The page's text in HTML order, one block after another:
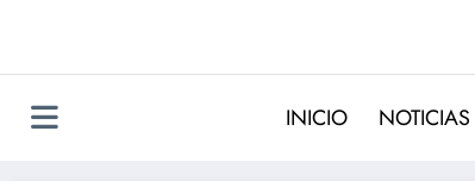
INICIO NOTICIAS